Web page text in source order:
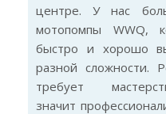
центре. У нас
мотопомпы WWQ,
быстро и хорошо
разной сложности.
требует
значит